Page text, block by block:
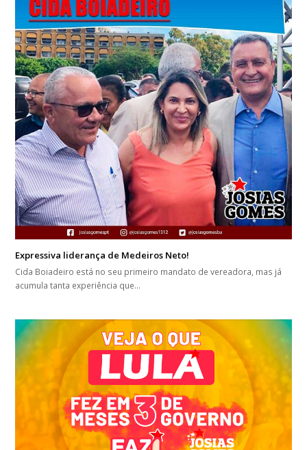
Expressiva liderança de Medeiros Neto!
Cida Boiadeiro está no seu primeiro mandato de vereadora, mas já
acumula tanta experiência que…